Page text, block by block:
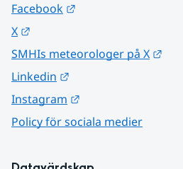
Facebook
X
SMHIs meteorologer på X
Linkedin
Instagram
Policy för sociala medier